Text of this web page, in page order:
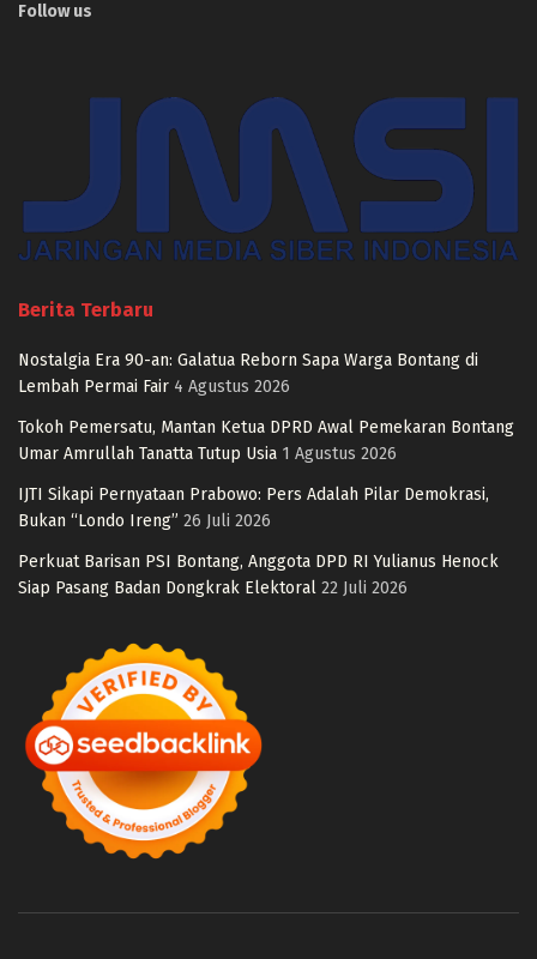
Follow us
Berita Terbaru
Nostalgia Era 90-an: Galatua Reborn Sapa Warga Bontang di
Lembah Permai Fair 4 Agustus 2026
Tokoh Pemersatu, Mantan Ketua DPRD Awal Pemekaran Bontang
Umar Amrullah Tanatta Tutup Usia 1 Agustus 2026
IJTI Sikapi Pernyataan Prabowo: Pers Adalah Pilar Demokrasi,
Bukan “Londo Ireng” 26 Juli 2026
Perkuat Barisan PSI Bontang, Anggota DPD RI Yulianus Henock
Siap Pasang Badan Dongkrak Elektoral 22 Juli 2026